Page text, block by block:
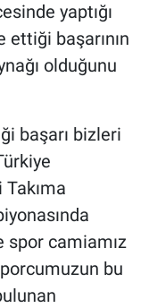
yaptığı
ettiği başarının
olduğunu
başarı bizleri
spor camiamız
bu